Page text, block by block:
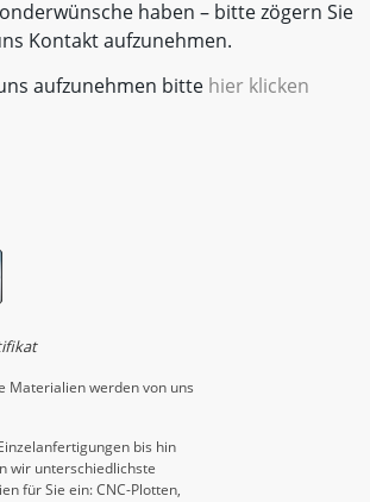
haben – bitte zögern Sie
Kontakt aufzunehmen.
aufzunehmen bitte hier klicken
Materialien werden von uns
bis hin
wir unterschiedlichste
für Sie ein: CNC-Plotten,